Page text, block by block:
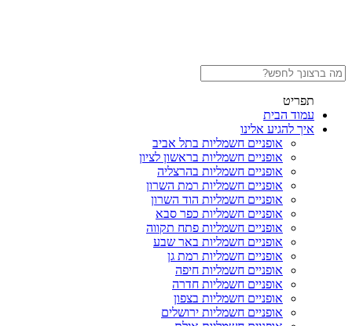
תפריט
עמוד הבית
איך להגיע אלינו
אופניים חשמליות בתל אביב
אופניים חשמליות בראשון לציון
אופניים חשמליות בהרצליה
אופניים חשמליות רמת השרון
אופניים חשמליות הוד השרון
אופניים חשמליות כפר סבא
אופניים חשמליות פתח תקווה
אופניים חשמליות באר שבע
אופניים חשמליות רמת גן
אופניים חשמליות חיפה
אופניים חשמליות חדרה
אופניים חשמליות בצפון
אופניים חשמליות ירושלים